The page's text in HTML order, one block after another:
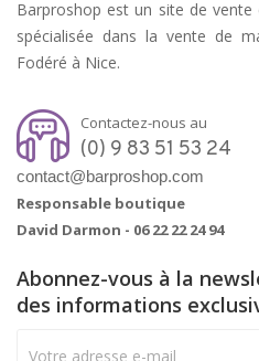
Barproshop est un site de
spécialisée dans la vente de
Fodéré à Nice.
Contactez-nous au
(0) 9 83 51 53 24
contact@barproshop.com
Responsable boutique
David Darmon - 06 22 22 24 94
Abonnez-vous à la
des informations